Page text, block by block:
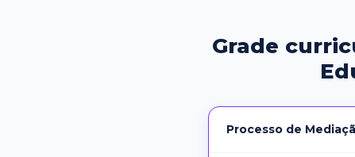
Grade
Processo de